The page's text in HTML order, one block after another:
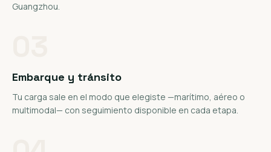
Guangzhou.
Embarque y tránsito
Tu carga sale en el modo que elegiste —marítimo, aéreo o
multimodal— con seguimiento disponible en cada etapa.